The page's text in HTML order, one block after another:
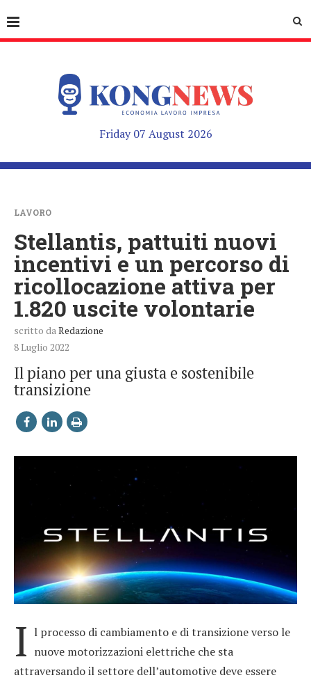
Friday 07 August 2026
LAVORO
Stellantis, pattuiti nuovi
incentivi e un percorso di
ricollocazione attiva per
1.820 uscite volontarie
scritto da Redazione
8 Luglio 2022
Il piano per una giusta e sostenibile
transizione
I l processo di cambiamento e di transizione verso le
nuove motorizzazioni elettriche che sta
attraversando il settore dell’automotive deve essere